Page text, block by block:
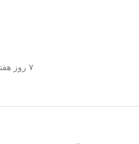
۷ روز هفته، ۲۴ ساعته